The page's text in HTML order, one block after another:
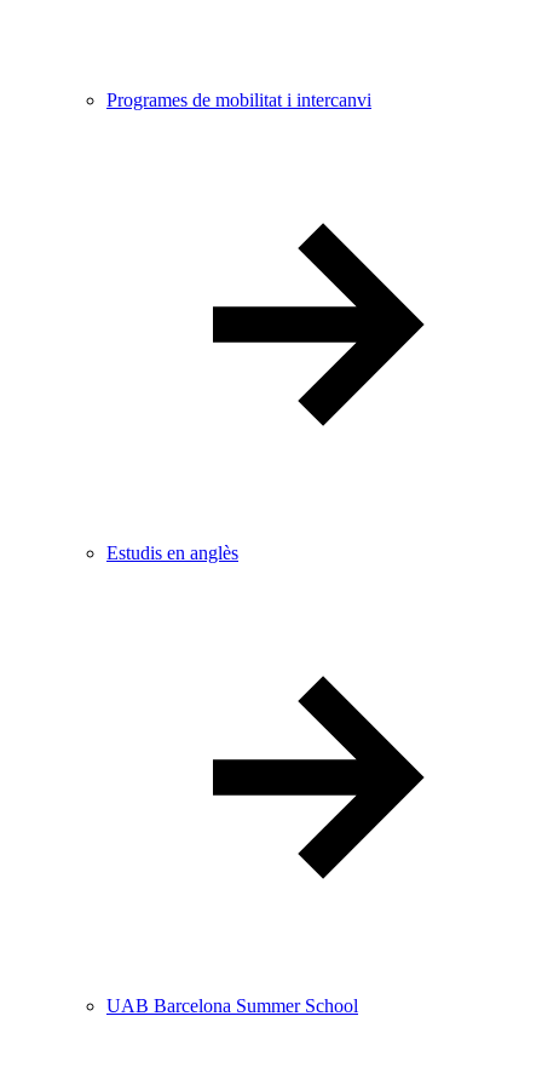
Programes de mobilitat i intercanvi
Estudis en anglès
UAB Barcelona Summer School